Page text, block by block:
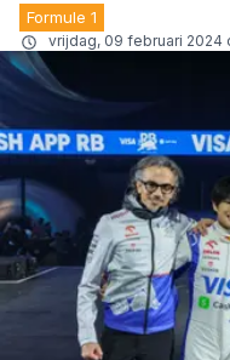
Formule 1
vrijdag, 09 februari 2024